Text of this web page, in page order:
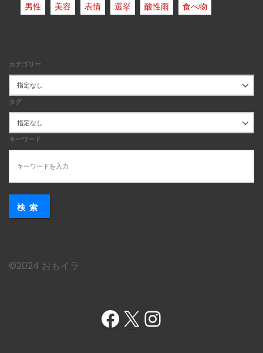
男性
美容 表情 選挙 酸性雨 食べ物
カテゴリー
タグ
キーワード
検索
©︎2024 おもイラ
Facebook X Instagram